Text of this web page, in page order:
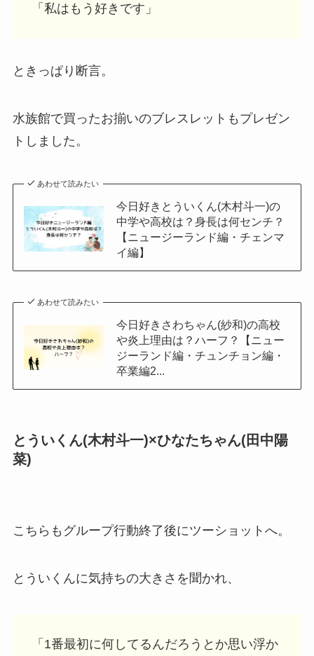
「私はもう好きです」
ときっぱり断言。
水族館で買ったお揃いのブレスレットもプレゼン
トしました。
あわせて読みたい
今日好きとういくん(木村斗一)の
中学や高校は？身長は何センチ？
【ニュージーランド編・チェンマ
イ編】
あわせて読みたい
今日好きさわちゃん(紗和)の高校
や炎上理由は？ハーフ？【ニュー
ジーランド編・チュンチョン編・
卒業編2...
とういくん(木村斗一)×ひなたちゃん(田中陽
菜)
こちらもグループ行動終了後にツーショットへ。
とういくんに気持ちの大きさを聞かれ、
「1番最初に何してるんだろうとか思い浮か